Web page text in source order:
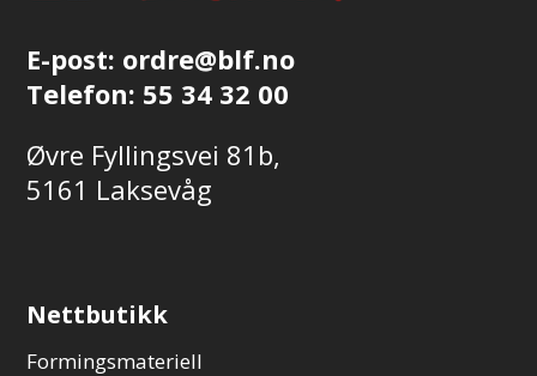
E-post: ordre@blf.no
Telefon: 55 34 32 00
Øvre Fyllingsvei 81b,
5161 Laksevåg
Nettbutikk
Formingsmateriell